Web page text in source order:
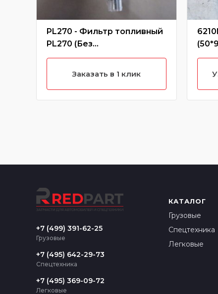
PL270 - Фильтр топливный
PL270 (Без
характеристики)
Заказать в 1 клик
+7 (499) 391-62-25
Грузовые
+7 (495) 642-29-73
Спецтехника
+7 (495) 369-09-72
Легковые
КАТАЛОГ
Грузовые
Спецтехника
Легковые